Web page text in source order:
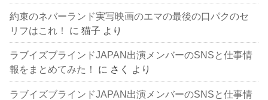
約束のネバーランド実写映画のエマの最後の口パクのセ
リフはこれ！
に猫子 より
ラブイズブラインドJAPAN出演メンバーのSNSと仕事情
報をまとめてみた！
に さく より
ラブイズブラインドJAPAN出演メンバーのSNSと仕事情